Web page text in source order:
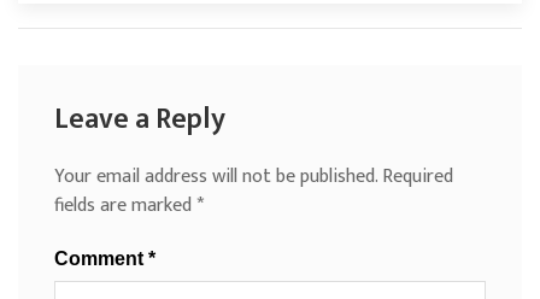
Leave a Reply
Your email address will not be published.Required
fields are marked*
Comment *